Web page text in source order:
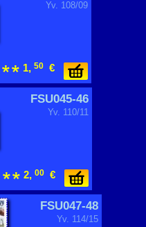
Yv. 108/09
1, 50 €
FSU045-46
Yv. 110/11
2, 00 €
FSU047-48
Yv. 114/15